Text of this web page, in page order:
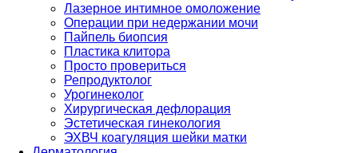
Лазерное интимное омоложение
Операции при недержании мочи
Пайпель биопсия
Пластика клитора
Просто провериться
Репродуктолог
Урогинеколог
Хирургическая дефлорация
Эстетическая гинекология
ЭХВЧ коагуляция шейки матки